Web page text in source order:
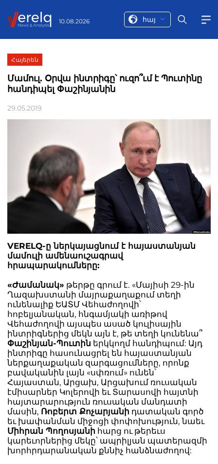
10.08.2026 հայ
Հայերեն
Մամուլ. Օրվա ինտրիգը՝ ուզո՞ւմ է Պուտինը
հանդիպել Փաշինյանին
29.05.2019
VERELQ-ը ներկայացնում է հայաստանյան
մամուլի ամենաուշագրավ
հրապարակումները:
«Ժամանակ» թերթը գրում է. «Մայիսի 29-ին
Ղազախստանի մայրաքաղաքում տեղի
ունենալիք ԵԱՏՄ Վեհաժողովի՝
հոբելյանական, հնգամյակի առիթով
Վեհաժողովի այսպես ասած կուլիսային
ինտրիգներից մեկն այն է, թե տեղի կունենա՞
Փաշինյան-Պուտին երկկողմ հանդիպում: Այդ
ինտրիգը հասունացրել են հայաստանյան
ներքաղաքական զարգացումները, որոնք
բավականին լայն «սփռում» ունեն՝
Հայաստան, Արցախ, Արցախում ռուսական
էմիսարներ Կոլերովի եւ Տարասովի հայտնի
հայտարարություն ռուսական մանդատի
մասին, Ռոբերտ Քոչարյանի դատական գործ
եւ խափանման միջոցի փոփոխություն, նաեւ
Միհրան Պողոսյանի հարց ու թերեւս
կարեւորներից մեկը՝ ապրիլյան պատերազմի
խորհրդարանական քննիչ հանձնաժողով: